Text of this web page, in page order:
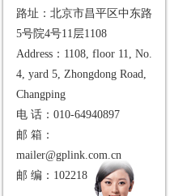
路址：北京市昌平区中东路
5号院4号11层1108
Address：1108, floor 11, No.
4, yard 5, Zhongdong Road,
Changping
电 话：010-64940897
邮 箱：
mailer@gplink.com.cn
邮 编：102218